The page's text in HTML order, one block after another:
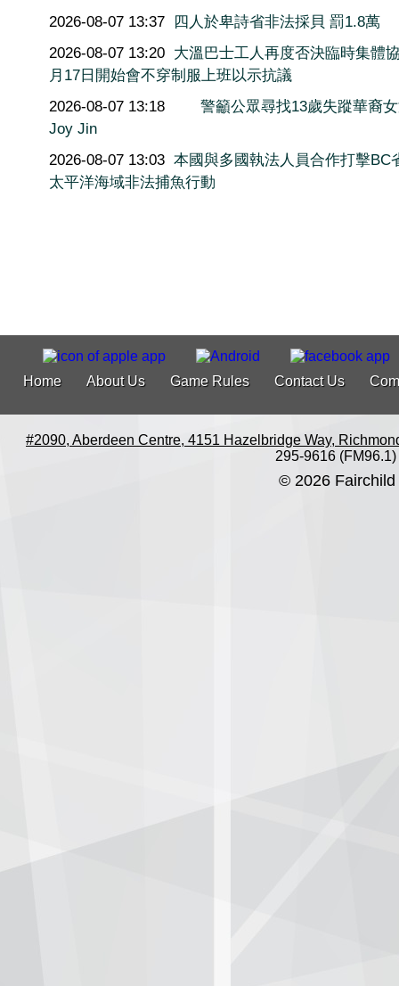
2026-08-07 13:37 四人於卑詩省非法採貝 罰1.8萬
2026-08-07 13:20 大溫巴士工人再度否決臨時集體
月17日開始會不穿制服上班以示抗議
2026-08-07 13:18
警籲公眾尋找13歲失蹤華裔
Joy Jin
2026-08-07 13:03 本國與多國執法人員合作打擊BC
太平洋海域非法捕魚行動
Home About Us Game Rules Contact Us
#2090, Aberdeen Centre, 4151 Hazelbridge Way,
295-9616 (FM96.1)
© 2026 Fairchild